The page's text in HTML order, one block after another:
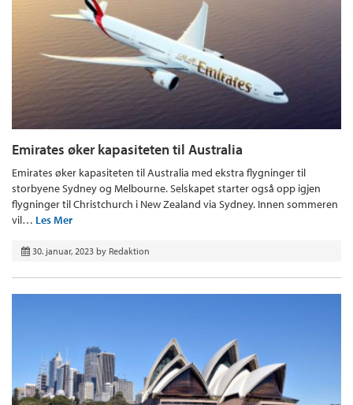
Emirates øker kapasiteten til Australia
Emirates øker kapasiteten til Australia med ekstra flygninger til
storbyene Sydney og Melbourne. Selskapet starter også opp igjen
flygninger til Christchurch i New Zealand via Sydney. Innen sommeren
vil… Les Mer
30. januar, 2023 by Redaktion